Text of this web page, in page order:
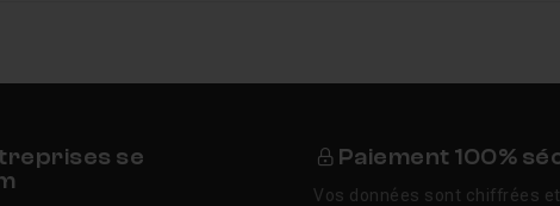
t-il encore en 2026 ?
se
Paiement 100%
Vos données sont chiffrées